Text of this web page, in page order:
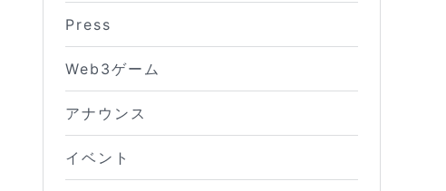
Press
Web3ゲーム
アナウンス
イベント